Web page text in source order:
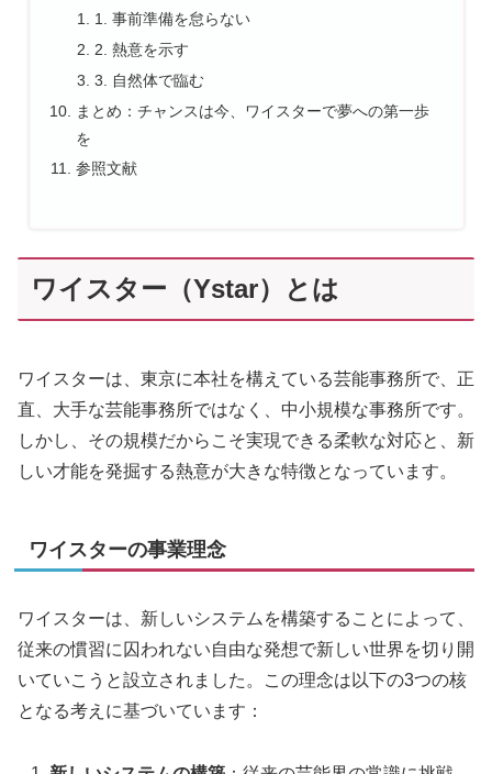
1. 事前準備を怠らない
2. 熱意を示す
3. 自然体で臨む
まとめ：チャンスは今、ワイスターで夢への第一歩
を
参照文献
ワイスター（Ystar）とは
ワイスターは、東京に本社を構えている芸能事務所で、正
直、大手な芸能事務所ではなく、中小規模な事務所です。
しかし、その規模だからこそ実現できる柔軟な対応と、新
しい才能を発掘する熱意が大きな特徴となっています。
ワイスターの事業理念
ワイスターは、新しいシステムを構築することによって、
従来の慣習に囚われない自由な発想で新しい世界を切り開
いていこうと設立されました。この理念は以下の3つの核
となる考えに基づいています：